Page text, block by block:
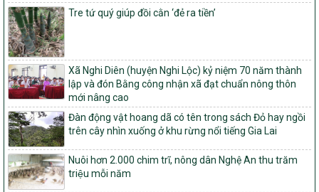
trong xây dựng nông thôn mới giai đoạn 2026-2030 trên địa bàn
tỉnh Nghệ An
103/PTNT-NTM
Về việc đăng ký thực hiện Dự án liên kết theo chuỗi giá trị thuộc
Dự án 2 – Chương trình Mục tiêu quốc gia Giảm nghèo bền vững
giai đoạn 2021-2025 được kéo dài sang năm 2026
827/QĐ-BNNMT
Quyết định Ban hành Kế hoạch triển khai thực hiện Chương trình
mục tiêu quốc gia xây dựng nông thôn mới, giảm nghèo bền
vững và phát triển kinh tế – xã hội vùng đồng bào dân tộc thiểu
số và miền núi giai đoạn 2026-2035, giai đoạn I: Từ năm 2026
đến năm 2030
Tre tứ quý giúp đồi cằn ‘đẻ ra tiền’
Xã Nghi Diên (huyện Nghi Lộc) kỷ niệm 70 năm thành
lập và đón Bằng công nhận xã đạt chuẩn nông thôn
mới nâng cao
Đàn động vật hoang dã có tên trong sách Đỏ hay ngồi
trên cây nhìn xuống ở khu rừng nổi tiếng Gia Lai
Nuôi hơn 2.000 chim trĩ, nông dân Nghệ An thu trăm
triệu mỗi năm